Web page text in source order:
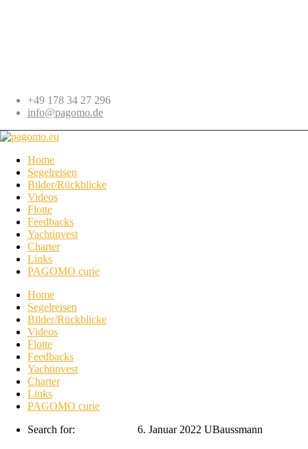
+49 178 34 27 296
info@pagomo.de
Home
Segelreisen
Bilder/Rückblicke
Videos
Flotte
Feedbacks
Yachtinvest
Charter
Links
PAGOMO curie
Home
Segelreisen
Bilder/Rückblicke
Videos
Flotte
Feedbacks
Yachtinvest
Charter
Links
PAGOMO curie
6. Januar 2022 UBaussmann
Search for: